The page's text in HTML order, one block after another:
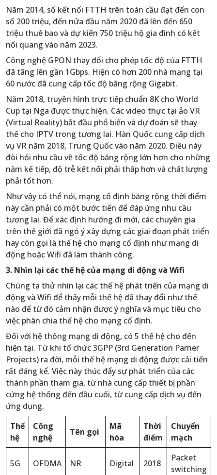
Năm 2014, số kết nối FTTH trên toàn cầu đạt đến con
số 200 triệu, đến nửa đầu năm 2020 đã lên đến 650
triệu thuê bao và dự kiến 750 triệu hộ gia đình có kết
nối quang vào năm 2023.
Công nghệ GPON thay đổi cho phép tốc độ của FTTH
đã tăng lên gần 1Gbps. Hiện có hơn 200 nhà mạng tại
60 nước đã cung cấp tốc độ băng rộng Gigabit.
Năm 2018, truyền hình trực tiếp chuẩn 8K cho World
Cup tại Nga được thực hiện. Các video thực tại ảo VR
(Virtual Reality) bắt đầu phổ biến và dự đoán sẽ thay
thế cho IPTV trong tương lai. Hàn Quốc cung cấp dịch
vụ VR năm 2018, Trung Quốc vào năm 2020. Điều này
đòi hỏi nhu cầu về tốc độ băng rộng lớn hơn cho những
năm kế tiếp, độ trễ kết nối phải thấp hơn và chất lượng
phải tốt hơn.
Như vậy có thể nói, mạng cố định băng rộng thời điểm
này cần phải có một bước tiến để đáp ứng nhu cầu
tương lai. Để xác định hướng đi mới, các chuyên gia
trên thế giới đã ngỏ ý xây dựng các giai đoạn phát triển
hay còn gọi là thế hệ cho mạng cố định như mạng di
động hoặc Wifi đã làm thành công.
3. Nhìn lại các thế hệ của mạng di động và Wifi
Chúng ta thử nhìn lại các thế hệ phát triển của mạng di
động và Wifi để thấy mỗi thế hệ đã thay đổi như thế
nào để từ đó cảm nhận được ý nghĩa và mục tiêu cho
việc phân chia thế hệ cho mạng cố định.
Đối với hệ thống mạng di động, có 5 thế hệ cho đến
hiện tại. Từ khi tổ chức 3GPP (3rd Generation Parner
Projects) ra đời, mỗi thế hệ mạng di động được cải tiến
rất đáng kể. Việc này thúc đẩy sự phát triển của các
thành phần tham gia, từ nhà cung cấp thiết bị phần
cứng hệ thống đến đầu cuối, từ cung cấp dịch vụ đến
ứng dụng.
Thế
hệ
Công
nghệ
Tên gọi
Mã
hóa
Thời
điểm
Chuyển
mạch
5G OFDMA NR Digital 2018
Packet
switching